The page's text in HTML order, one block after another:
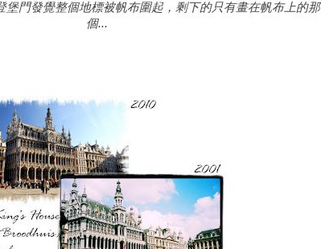
堡門發覺整個地標被帆布圍起，剩下的只有畫在帆布上的那
個...